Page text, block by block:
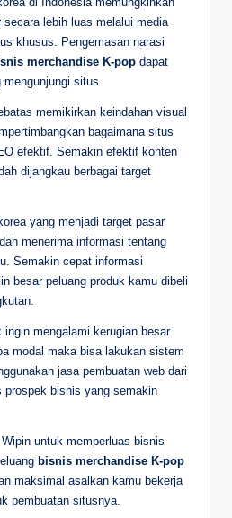
secara lebih luas melalui media
khusus. Pengemasan narasi
merchandise K-pop dapat
situs.
memikirkan keindahan visual
bagaimana situs
efektif. Semakin efektif konten
dijangkau berbagai target
yang menjadi target pasar
menerima informasi tentang
Semakin cepat informasi
besar peluang produk kamu dibeli
mengalami kerugian besar
modal maka bisa lakukan sistem
jasa pembuatan web dari
prospek bisnis yang semakin
untuk memperluas bisnis
bisnis merchandise K-pop
maksimal asalkan kamu bekerja
pembuatan situsnya.